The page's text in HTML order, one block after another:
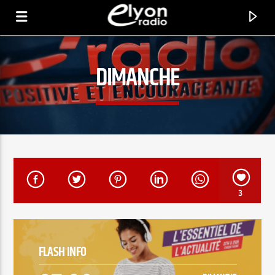
RADIO ELYON
POSITIVE ET ENCOURAGEANTE !
DIMANCHE
3
FLASH INFO